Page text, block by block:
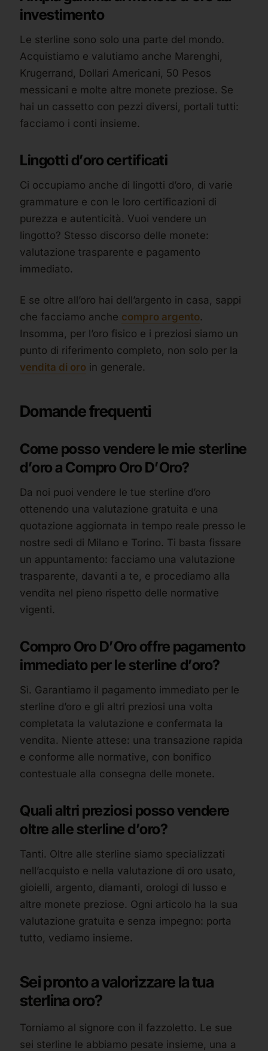
investimento
Le sterline sono solo una parte del mondo.
Acquistiamo e valutiamo anche Marenghi,
Krugerrand, Dollari Americani, 50 Pesos
messicani e molte altre monete preziose. Se
hai un cassetto con pezzi diversi, portali tutti:
facciamo i conti insieme.
Lingotti d’oro certificati
Ci occupiamo anche di lingotti d’oro, di varie
grammature e con le loro certificazioni di
purezza e autenticità. Vuoi vendere un
lingotto? Stesso discorso delle monete:
valutazione trasparente e pagamento
immediato.
E se oltre all’oro hai dell’argento in casa, sappi
che facciamo anche compro argento.
Insomma, per l’oro fisico e i preziosi siamo un
punto di riferimento completo, non solo per la
vendita di oro in generale.
Domande frequenti
Come posso vendere le mie sterline
d’oro a Compro Oro D’Oro?
Da noi puoi vendere le tue sterline d’oro
ottenendo una valutazione gratuita e una
quotazione aggiornata in tempo reale presso le
nostre sedi di Milano e Torino. Ti basta fissare
un appuntamento: facciamo una valutazione
trasparente, davanti a te, e procediamo alla
vendita nel pieno rispetto delle normative
vigenti.
Compro Oro D’Oro offre pagamento
immediato per le sterline d’oro?
Sì. Garantiamo il pagamento immediato per le
sterline d’oro e gli altri preziosi una volta
completata la valutazione e confermata la
vendita. Niente attese: una transazione rapida
e conforme alle normative, con bonifico
contestuale alla consegna delle monete.
Quali altri preziosi posso vendere
oltre alle sterline d’oro?
Tanti. Oltre alle sterline siamo specializzati
nell’acquisto e nella valutazione di oro usato,
gioielli, argento, diamanti, orologi di lusso e
altre monete preziose. Ogni articolo ha la sua
valutazione gratuita e senza impegno: porta
tutto, vediamo insieme.
Sei pronto a valorizzare la tua
sterlina oro?
Torniamo al signore con il fazzoletto. Le sue
sei sterline le abbiamo pesate insieme, una a